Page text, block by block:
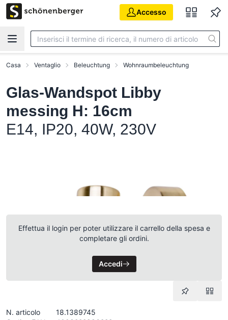
Vai al contenuto principale
Accesso
Casa Ventaglio Beleuchtung Wohnraumbeleuchtung
Glas-Wandspot Libby
messing H: 16cm
E14, IP20, 40W, 230V
Effettua il login per poter utilizzare il carrello della spesa e
completare gli ordini.
Accedi
N. articolo
18.1389745